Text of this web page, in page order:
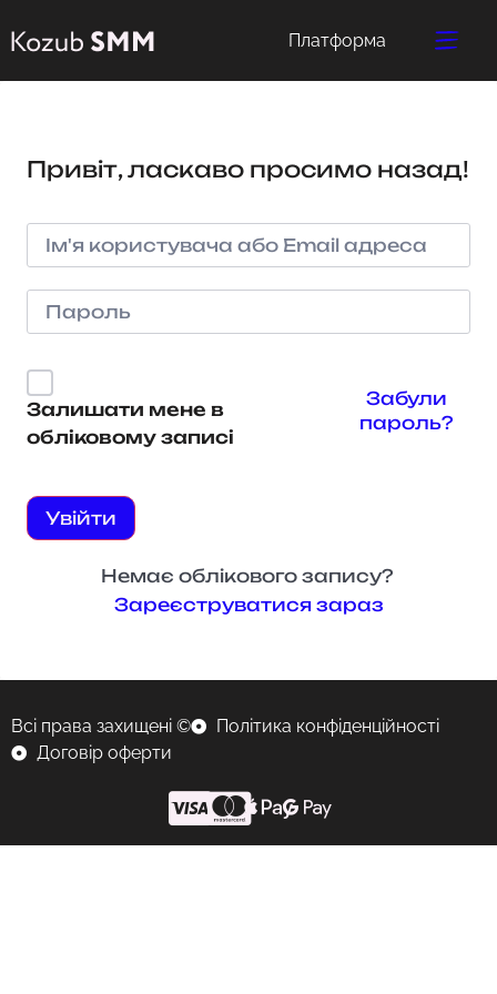
Платформа
Привіт, ласкаво просимо назад!
Залишати мене в
обліковому записі
Забули
пароль?
Увійти
Немає облікового запису?
Зареєструватися зараз
Всі права захищені ©
Політика конфіденційності
Договір оферти